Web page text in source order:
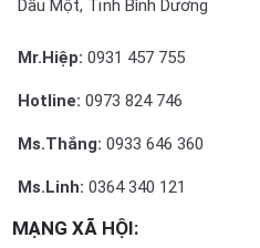
Dầu Một, Tỉnh Bình Dương
Mr.Hiệp: 0931 457 755
Hotline: 0973 824 746
Ms.Thắng: 0933 646 360
Ms.Linh: 0364 340 121
MẠNG XÃ HỘI: